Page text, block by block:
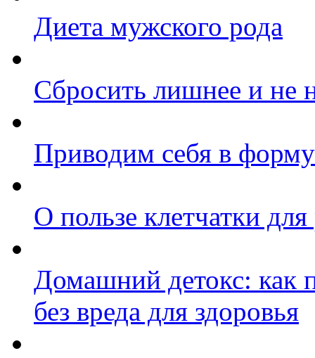
Диета мужского рода
Сбросить лишнее и не
Приводим себя в
О пользе клетчатки
Домашний детокс: как
без вреда для здоровья